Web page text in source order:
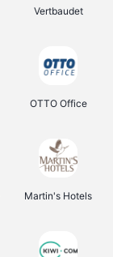
Vertbaudet
OTTO Office
Martin's Hotels